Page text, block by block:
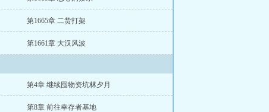
第1665章 二货打架
第1661章 大汉风波
第4章 继续囤物资坑林夕月
第8章 前往幸存者基地